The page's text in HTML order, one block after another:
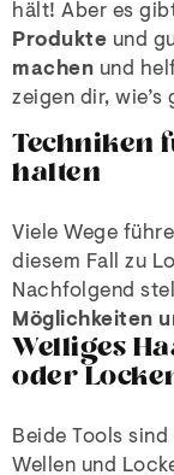
hält! Aber es
Produkte und
machen und
zeigen dir, wie’s
Techniken
halten
Viele Wege
diesem Fall zu
Nachfolgend
Möglichkeiten
Welliges
oder
Beide Tools
Wellen und